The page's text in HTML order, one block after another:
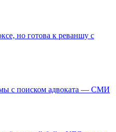
но готова к реваншу с
с поиском адвоката — СМИ